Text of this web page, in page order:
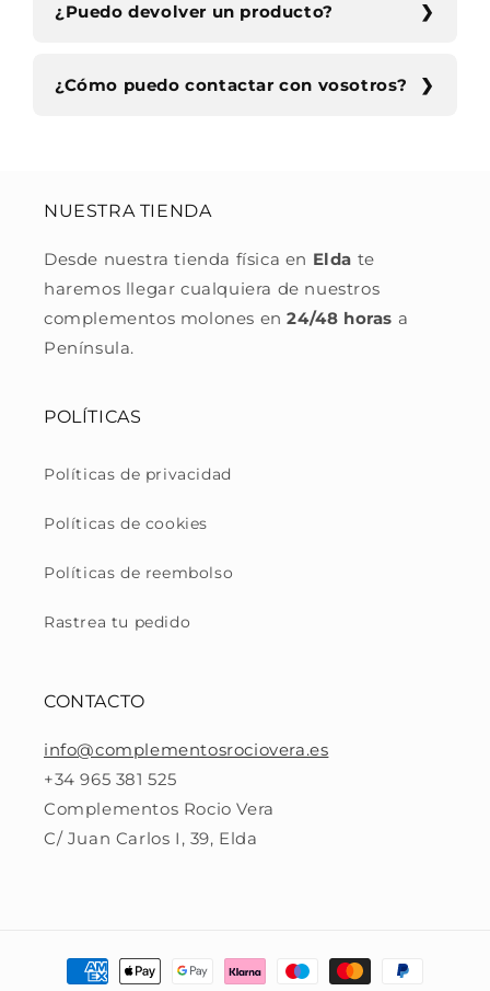
¿Puedo devolver un producto?
¿Cómo puedo contactar con vosotros?
NUESTRA TIENDA
Desde nuestra tienda física en Elda te
haremos llegar cualquiera de nuestros
complementos molones en24/48 horas a
Península.
POLÍTICAS
Políticas de privacidad
Políticas de cookies
Políticas de reembolso
Rastrea tu pedido
CONTACTO
info@complementosrociovera.es
+34 965 381 525
Complementos Rocio Vera
C/ Juan Carlos I, 39, Elda
Formas